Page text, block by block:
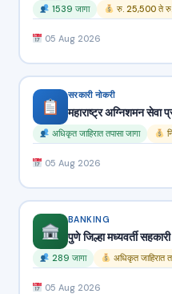
1539 जागा रु. 25,500 ते रु.
05 Aug 2026
सरकारी नोकरी
महाराष्ट्र अग्निशमन
अधिकृत जाहिरात तपासा जागा
05 Aug 2026
BANKING
पुणे जिल्हा मध्यवर्ती
289 जागा अधिकृत जाहिरात
05 Aug 2026